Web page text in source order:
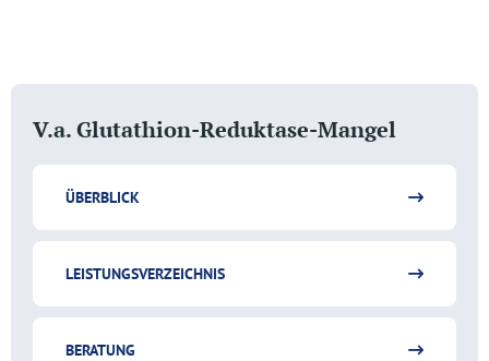
V.a. Glutathion-Reduktase-Mangel
ÜBERBLICK
LEISTUNGSVERZEICHNIS
BERATUNG